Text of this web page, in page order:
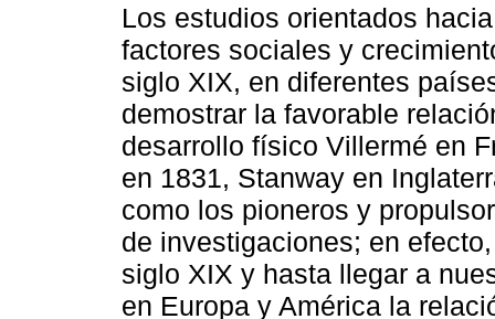
Los estudios orientados
factores sociales y
siglo XIX, en diferentes
demostrar la favorable
desarrollo físico Villermé en
en 1831, Stanway en
como los pioneros y
de investigaciones; en
siglo XIX y hasta llegar a
en Europa y América la